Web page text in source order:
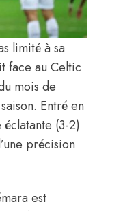
limité à sa
face au Celtic
mois de
Entré en
(3-2)
précision
est